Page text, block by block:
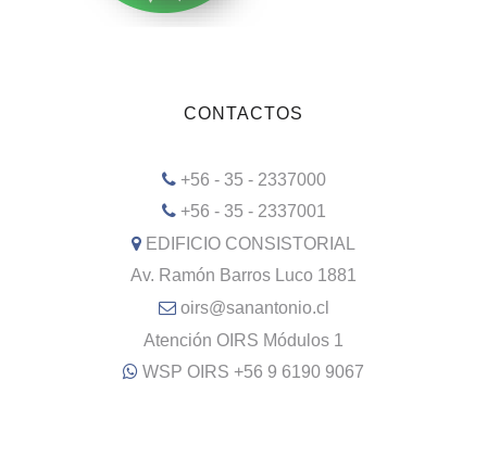
CONTACTOS
+56 - 35 - 2337000
+56 - 35 - 2337001
EDIFICIO CONSISTORIAL
Av. Ramón Barros Luco 1881
oirs@sanantonio.cl
Atención OIRS Módulos 1
WSP OIRS +56 9 6190 9067